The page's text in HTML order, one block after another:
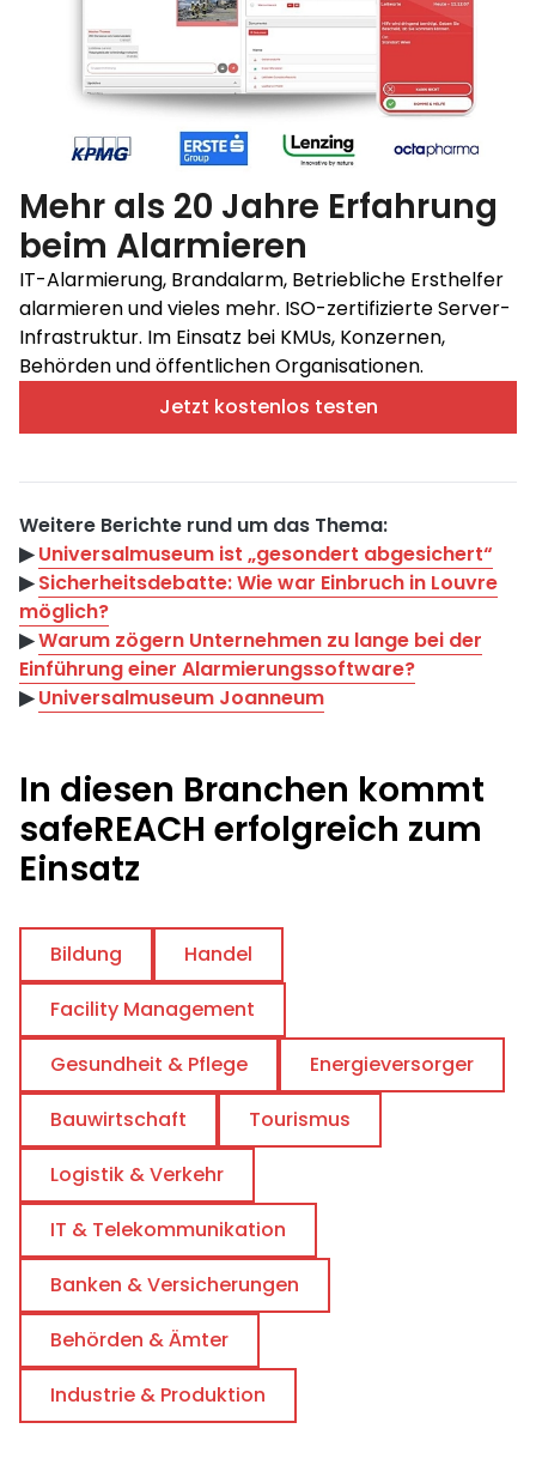
Mehr als 20 Jahre Erfahrung
beim Alarmieren
IT-Alarmierung, Brandalarm, Betriebliche Ersthelfer
alarmieren und vieles mehr. ISO-zertifizierte Server-
Infrastruktur. Im Einsatz bei KMUs, Konzernen,
Behörden und öffentlichen Organisationen.
Jetzt kostenlos testen
Weitere Berichte rund um das Thema:
▶︎Universalmuseum ist „gesondert abgesichert“
▶︎Sicherheitsdebatte: Wie war Einbruch in Louvre
möglich?
▶︎Warum zögern Unternehmen zu lange bei der
Einführung einer Alarmierungssoftware?
▶︎Universalmuseum Joanneum
In diesen Branchen kommt
safeREACH erfolgreich zum
Einsatz
Bildung
Handel
Facility Management
Gesundheit & Pflege
Energieversorger
Bauwirtschaft
Tourismus
Logistik & Verkehr
IT & Telekommunikation
Banken & Versicherungen
Behörden & Ämter
Industrie & Produktion